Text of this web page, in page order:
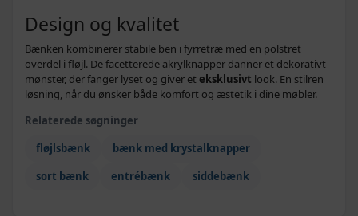
Design og kvalitet
Bænken kombinerer stabile ben i fyrretræ med en polstret
overdel i fløjl. De facetterede akrylknapper danner et dekorativt
mønster, der fanger lyset og giver et eksklusivt look. En stilren
løsning, når du ønsker både komfort og æstetik i dine møbler.
Relaterede søgninger
fløjlsbænk
bænk med krystalknapper
sort bænk
entrébænk siddebænk